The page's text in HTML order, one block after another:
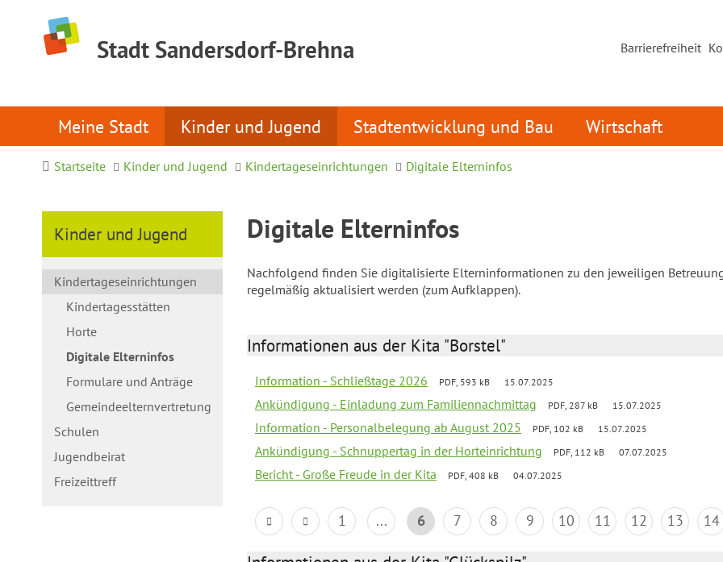
Stadt Sandersdorf-Brehna Barrierefreiheit
Meine Stadt Kinder und Jugend Stadtentwicklung und Bau Wirtschaft
Startseite Kinder und Jugend Kindertageseinrichtungen Digitale Elterninfos
Kinder und Jugend
Kindertageseinrichtungen
Kindertagesstätten
Horte
Digitale Elterninfos
Formulare und Anträge
Gemeindeelternvertretung
Schulen
Jugendbeirat
Freizeittreff
Digitale Elterninfos
Nachfolgend finden Sie digitalisierte Elterninformationen zu den jeweiligen
regelmäßig aktualisiert werden (zum Aufklappen).
Informationen aus der Kita "Borstel"
Information - Schließtage 2026 PDF, 593 kB 15.07.2025
Ankündigung - Einladung zum Familiennachmittag PDF, 287 kB 15.07.2025
Information - Personalbelegung ab August 2025 PDF, 102 kB 15.07.2025
Ankündigung - Schnuppertag in der Horteinrichtung PDF, 112 kB 07.07.2025
Bericht - Große Freude in der Kita PDF, 408 kB 04.07.2025
1 ... 6 7 8 9 10 11 12 13 14